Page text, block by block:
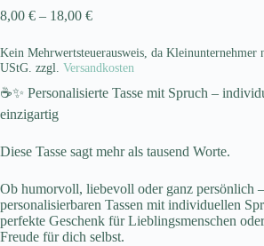
8,00 € – 18,00 €
Kein Mehrwertsteuerausweis, da Kleinunternehmer
UStG. zzgl. Versandkosten
☕✨ Personalisierte Tasse mit Spruch –
einzigartig
Diese Tasse sagt mehr als tausend Worte.
Ob humorvoll, liebevoll oder ganz persönlich
personalisierbaren Tassen mit individuellen
perfekte Geschenk für Lieblingsmenschen
Freude für dich selbst.